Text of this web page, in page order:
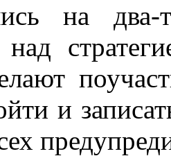
на два-
над
и